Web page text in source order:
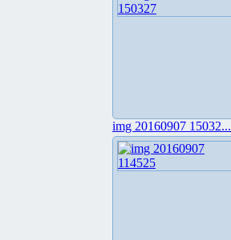
img 20160907 15032...